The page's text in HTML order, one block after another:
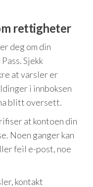
rettigheter
deg om din
Sjekk
at varsler er
i innboksen
blitt oversett.
at kontoen din
Noen ganger kan
feil e-post, noe
kontakt